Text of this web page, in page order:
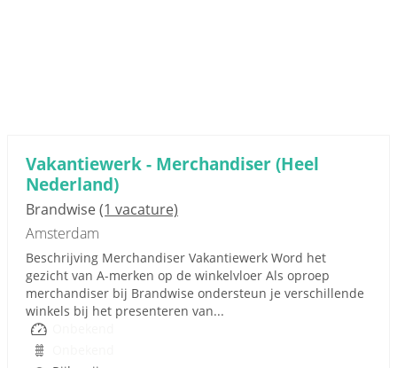
Vakantiewerk - Merchandiser (Heel
Nederland)
Brandwise(1 vacature)
Amsterdam
Beschrijving Merchandiser Vakantiewerk Word het
gezicht van A‑merken op de winkelvloer Als oproep
merchandiser bij Brandwise ondersteun je verschillende
winkels bij het presenteren van...